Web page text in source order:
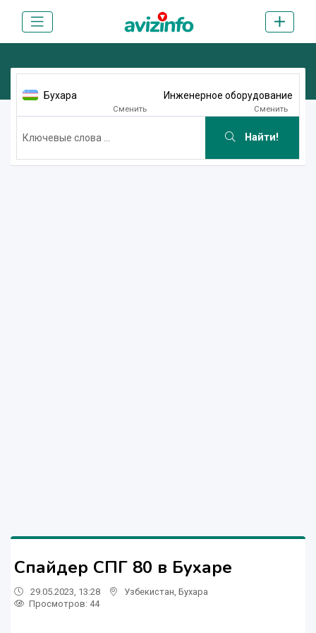
Бухара
Сменить
Инженерное оборудование
Сменить
Найти!
Спайдер СПГ 80 в Бухаре
29.05.2023, 13:28 Узбекистан Бухара
Просмотров: 44